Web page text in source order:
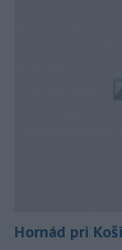
Hornád pri